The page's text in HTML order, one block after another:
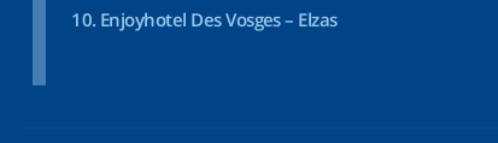
Enjoyhotel Des Vosges – Elzas